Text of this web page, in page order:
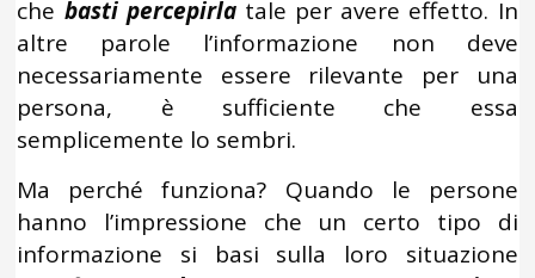
che basti percepirlatale per avere effetto. In
altre parole l’informazione non deve
necessariamente essere rilevante per una
persona, è sufficiente che essa
semplicemente lo sembri.
Ma perché funziona? Quando le persone
hanno l’impressione che un certo tipo di
informazione si basi sulla loro situazione